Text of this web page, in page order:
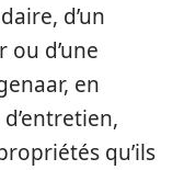
d’un
d’une
en
qu’ils